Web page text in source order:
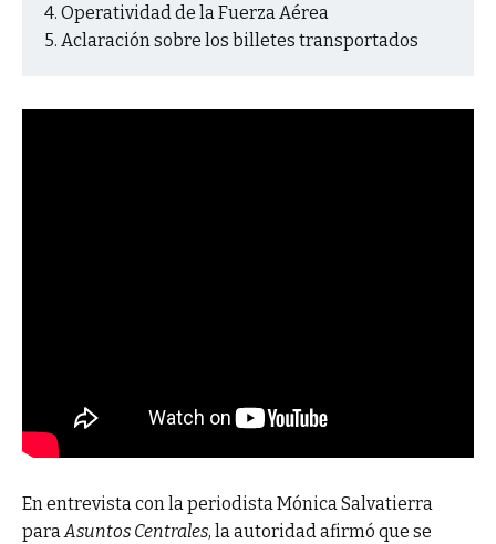
Operatividad de la Fuerza Aérea
Aclaración sobre los billetes transportados
En entrevista con la periodista Mónica Salvatierra
paraAsuntos Centrales, la autoridad afirmó que se